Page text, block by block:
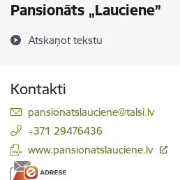
Pansionāts „Lauciene”
Atskaņot tekstu
Kontakti
E-pasts:
pansionatslauciene@talsi.lv
+371 29476436
www.pansionatslauciene.lv